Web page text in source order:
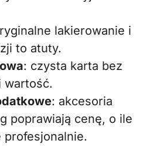
lakierowanie i
to atuty.
: czysta karta bez
wartość.
: akcesoria
poprawiają cenę, o ile
profesjonalnie.